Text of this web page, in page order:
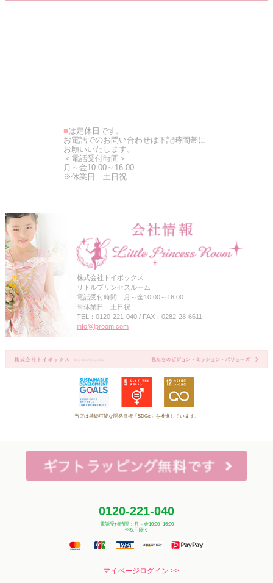
■は定休日です。
お電話でのお問い合わせは下記時間帯に
お願いいたします。
＜電話受付時間＞
月～金10:00～16:00
※休業日…土日祝
株式会社トイボックス
リトルプリンセスルーム
電話受付時間 月～金10:00～16:00
※休業日…土日祝
TEL：0120-221-040 / FAX：0282-28-6611
info@lproom.com
当店は持続可能な開発目標「SDGs」を推進しています。
0120-221-040
電話受付時間：月～金10:00~16:00
※祝日除く
マイページログイン >>